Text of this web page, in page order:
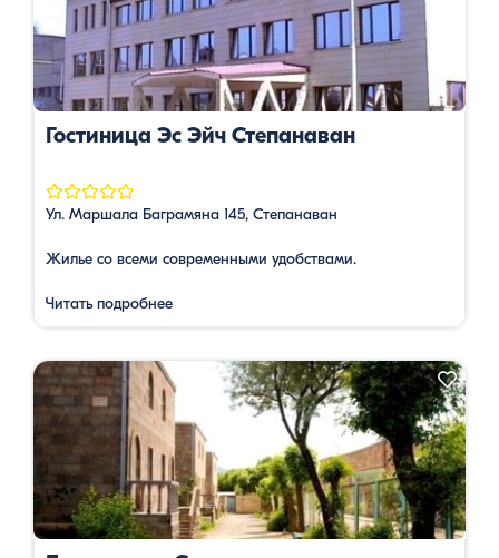
Гостиница Эс Эйч Степанаван
Ул. Маршала Баграмяна 145, Степанаван
Жилье со всеми современными удобствами.
Читать подробнее